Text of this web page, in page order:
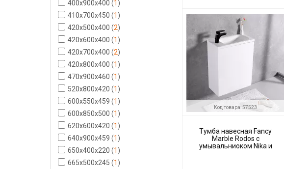
400x900x400 (1 )
410x700x450 (1 )
420x500x400 (2)
420x600x400 (1 )
420x700x400 (2)
420x800x400 (1 )
470x900x460 (1 )
520x800x420 (1 )
600x550x459 (1 )
600x850x500 (1 )
620x600x420 (1 )
640x900x459 (1 )
650x400x220 (1 )
665x500x245 (1 )
Код товара: 57523
Тумба навесная Fancy
Marble Rodos c
умывальниоком Nika и